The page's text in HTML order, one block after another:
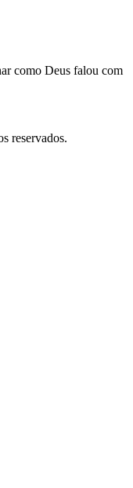
como Deus falou com
reservados.